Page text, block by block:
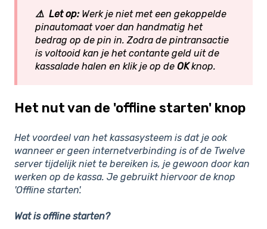
⚠️ Let op: Werk je niet met een gekoppelde
pinautomaat voer dan handmatig het
bedrag op de pin in. Zodra de pintransactie
is voltooid kan je het contante geld uit de
kassalade halen en klik je op de OKknop.
Het nut van de 'offline starten' knop
Het voordeel van het kassasysteem is dat je ook
wanneer er geen internetverbinding is of de Twelve
server tijdelijk niet te bereiken is, je gewoon door kan
werken op de kassa. Je gebruikt hiervoor de knop
'Offline starten'.
Wat is offline starten?